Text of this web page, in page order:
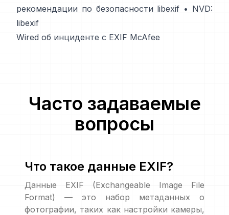
рекомендации по безопасности libexif • NVD:
libexif
Wired об инциденте с EXIF McAfee
Часто задаваемые
вопросы
Что такое данные EXIF?
Данные EXIF (Exchangeable Image File
Format) — это набор метаданных о
фотографии, таких как настройки камеры,